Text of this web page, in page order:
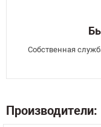
Собственная
Производители: